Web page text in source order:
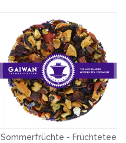
Sommerfrüchte - Früchtetee